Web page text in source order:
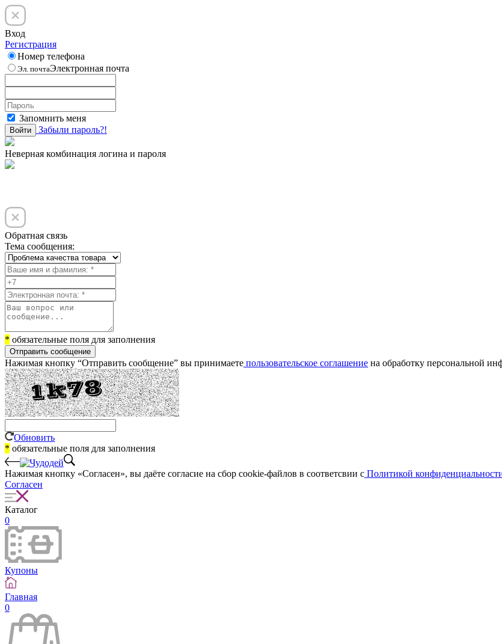
Вход
Регистрация
Номер телефона
Эл. почтаЭлектронная почта
Запомнить меня
Войти Забыли пароль?!
Неверная комбинация логина и пароля
Обратная связь
Тема сообщения:
* обязательные поля для заполнения
Отправить сообщение
Нажимая кнопку “Отправить сообщение” вы принимаете пользовательское соглашение на обработку персональной
Обновить
* обязательные поля для заполнения
Нажимая кнопку «Согласен», вы даёте cогласие на сбор cookie-файлов в соответсвии с Политикой
Согласен
Каталог
0
Купоны
Главная
0